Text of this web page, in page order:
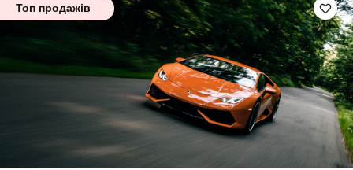
Топ продажів